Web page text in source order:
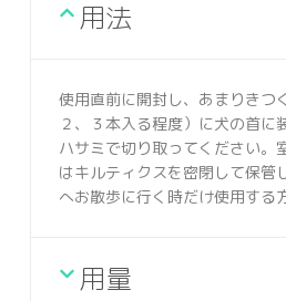
用法
使用直前に開封し、あまりきつ
２、３本入る程度）に犬の首に
ハサミで切り取ってください。
はキルティクスを密閉して保管
へお散歩に行く時だけ使用する
用量